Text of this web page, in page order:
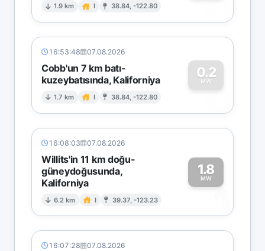
1.9 km I 38.84, -122.80
16:53:48 07.08.2026
Cobb'un 7 km batı-
kuzeybatısında, Kaliforniya
1.7 km I 38.84, -122.80
0.2
MW
0
16:08:03 07.08.2026
Willits'in 11 km doğu-
güneydoğusunda,
Kaliforniya
6.2 km I 39.37, -123.23
1.8
MW
1
16:07:28 07.08.2026